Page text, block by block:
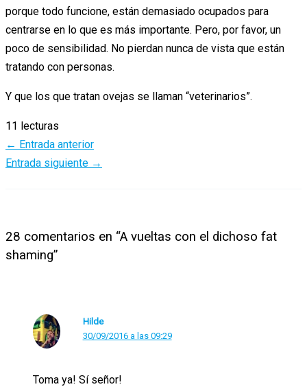
porque todo funcione, están demasiado ocupados para
centrarse en lo que es más importante. Pero, por favor, un
poco de sensibilidad. No pierdan nunca de vista que están
tratando con personas.
Y que los que tratan ovejas se llaman “veterinarios”.
11 lecturas
← Entrada anterior
Entrada siguiente →
28 comentarios en “A vueltas con el dichoso fat
shaming”
Hilde
30/09/2016 a las 09:29
Toma ya! Sí señor!